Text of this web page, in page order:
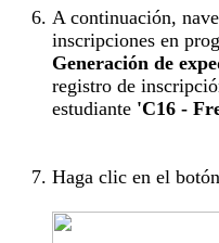
A continuación,
inscripciones en
Generación de
registro de
estudiante 'C16 -
Haga clic en el